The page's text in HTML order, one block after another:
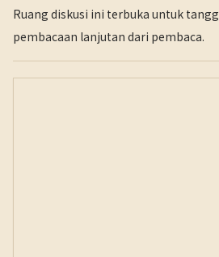
Ruang diskusi ini terbuka untuk
pembacaan lanjutan dari pembaca.